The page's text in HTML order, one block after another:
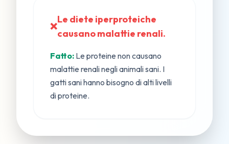
❌
Le diete iperproteiche
causano malattie renali.
Fatto: Le proteine non causano
malattie renali negli animali sani. I
gatti sani hanno bisogno di alti livelli
di proteine.